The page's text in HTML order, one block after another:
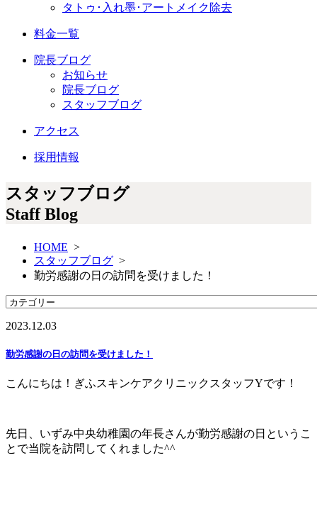
タトゥ･入れ墨･アートメイク除去
料金一覧
院長ブログ
お知らせ
院長ブログ
スタッフブログ
アクセス
採用情報
スタッフブログ
Staff Blog
HOME >
スタッフブログ >
勤労感謝の日の訪問を受けました！
2023.12.03
勤労感謝の日の訪問を受けました！
こんにちは！ぎふスキンケアクリニックスタッフYです！
先日、いずみ中央幼稚園の年長さんが勤労感謝の日というこ
とで当院を訪問してくれました^^